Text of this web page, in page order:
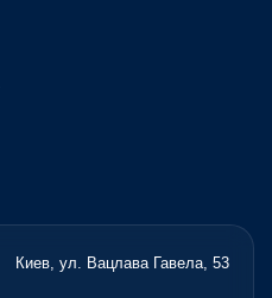
Киев, ул. Вацлава Гавела, 53